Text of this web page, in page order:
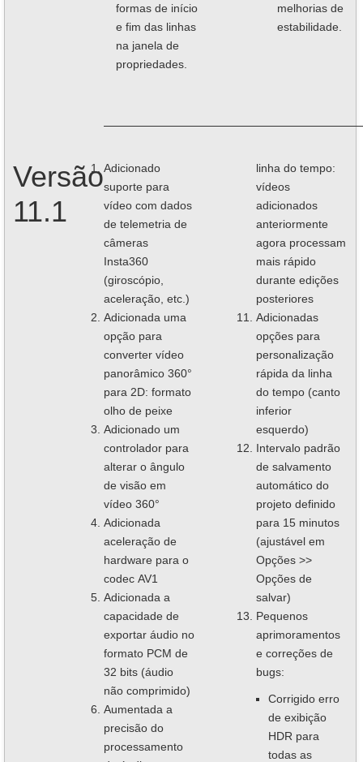
formas de início
e fim das linhas
na janela de
propriedades.
melhorias de
estabilidade.
Versão
11.1
Adicionado
suporte para
vídeo com dados
de telemetria de
câmeras
Insta360
(giroscópio,
aceleração, etc.)
Adicionada uma
opção para
converter vídeo
panorâmico 360°
para 2D: formato
olho de peixe
Adicionado um
controlador para
alterar o ângulo
de visão em
vídeo 360°
Adicionada
aceleração de
hardware para o
codec AV1
Adicionada a
capacidade de
exportar áudio no
formato PCM de
32 bits (áudio
não comprimido)
Aumentada a
precisão do
processamento
linha do tempo:
vídeos
adicionados
anteriormente
agora processam
mais rápido
durante edições
posteriores
Adicionadas
opções para
personalização
rápida da linha
do tempo (canto
inferior
esquerdo)
Intervalo padrão
de salvamento
automático do
projeto definido
para 15 minutos
(ajustável em
Opções >>
Opções de
salvar)
Pequenos
aprimoramentos
e correções de
bugs:
Corrigido erro
de exibição
HDR para
todas as